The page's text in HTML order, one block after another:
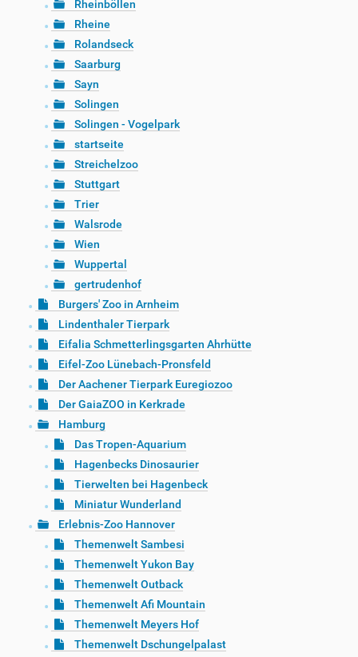
Rheinböllen
Rheine
Rolandseck
Saarburg
Sayn
Solingen
Solingen - Vogelpark
startseite
Streichelzoo
Stuttgart
Trier
Walsrode
Wien
Wuppertal
gertrudenhof
Burgers' Zoo in Arnheim
Lindenthaler Tierpark
Eifalia Schmetterlingsgarten Ahrhütte
Eifel-Zoo Lünebach-Pronsfeld
Der Aachener Tierpark Euregiozoo
Der GaiaZOO in Kerkrade
Hamburg
Das Tropen-Aquarium
Hagenbecks Dinosaurier
Tierwelten bei Hagenbeck
Miniatur Wunderland
Erlebnis-Zoo Hannover
Themenwelt Sambesi
Themenwelt Yukon Bay
Themenwelt Outback
Themenwelt Afi Mountain
Themenwelt Meyers Hof
Themenwelt Dschungelpalast